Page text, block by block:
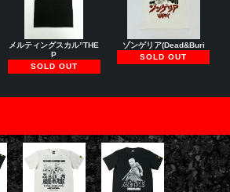
メルティングスカル”THE
P
SOLD OUT
ゾンゲリア(Dead&Buri
SOLD OUT